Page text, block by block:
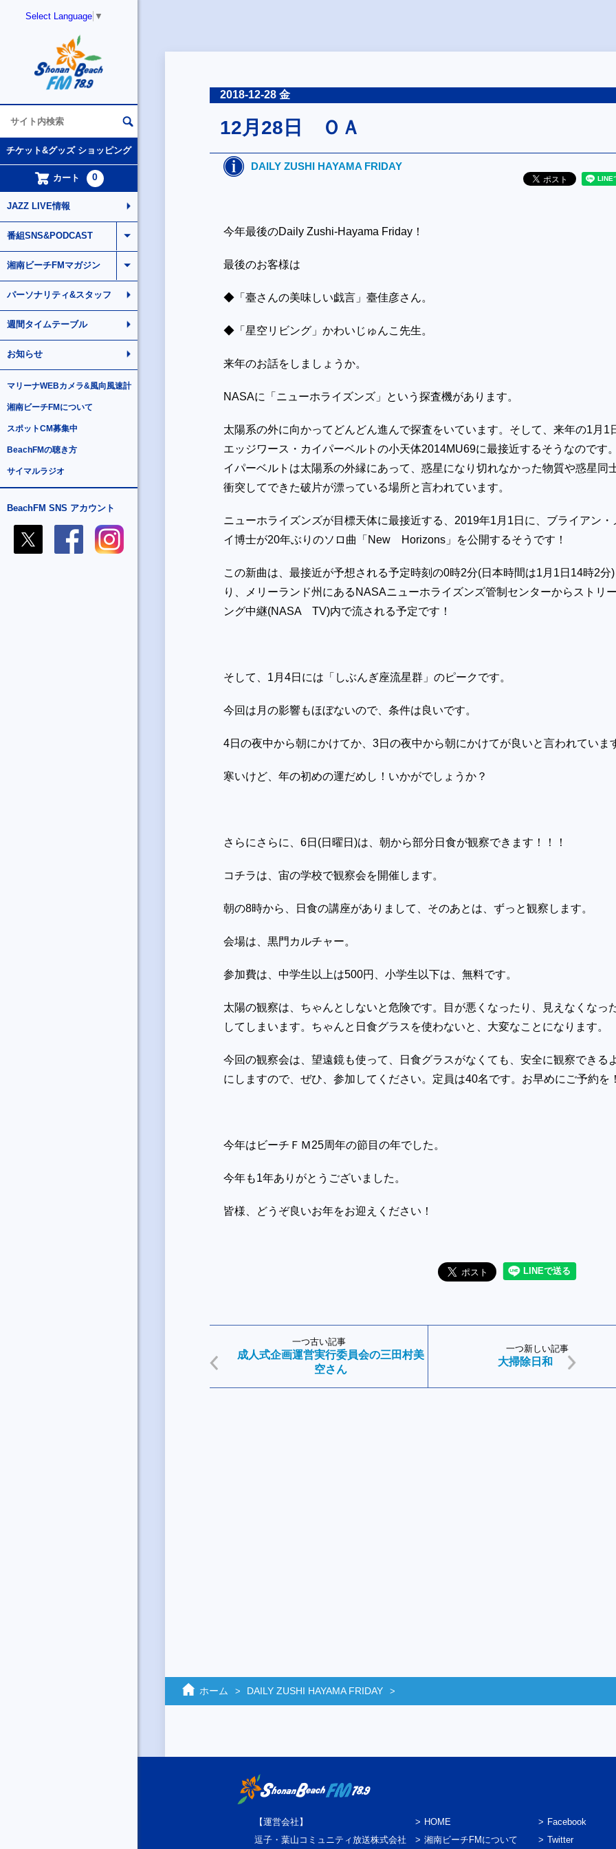
Select Language ▼
チケット&グッズ ショッピング
カート 0
JAZZ LIVE情報
番組SNS&PODCAST
湘南ビーチFMマガジン
パーソナリティ&スタッフ
週間タイムテーブル
お知らせ
マリーナWEBカメラ&風向風速計
湘南ビーチFMについて
スポットCM募集中
BeachFMの聴き方
サイマルラジオ
BeachFM SNS アカウント
2018-12-28 金
12月28日 ＯＡ
DAILY ZUSHI HAYAMA FRIDAY
今年最後のDaily Zushi-Hayama Friday！
最後のお客様は
◆「臺さんの美味しい戯言」臺佳彦さん。
◆「星空リビング」かわいじゅんこ先生。
来年のお話をしましょうか。
NASAに「ニューホライズンズ」という探査機があります。
太陽系の外に向かってどんどん進んで探査をいています。そして、来年の1 月 1
エッジワース・カイパーベルトの小天体2014MU69に最接近するそうなのです
イパーベルトは太陽系の外縁にあって、惑星になり切れなかった物質や惑星同
衝突してできた破片が漂っている場所と言われています。
ニューホライズンズが目標天体に最接近する、 2019年1 月 1 日に、ブライアン・
イ博士が20年ぶりのソロ曲「 New Horizons 」を公開するそうです！
この新曲は、最接近が予想される予定時刻の0時2分(日本時間は1 月 1 日 14時2分)
り、メリーランド州にある NASAニューホライズンズ管制センターからストリ
ング中継(NASA TV)内で流される予定です！
そして、 1 月 4日には「しぶんぎ座流星群」のピークです。
今回は月の影響もほぼないので、条件は良いです。
4日の夜中から朝にかけてか、 3日の夜中から朝にかけてが良いと言われていま
寒いけど、年の初めの運だめし！いかがでしょうか？
さらにさらに、 6日 (日曜日 )は、朝から部分日食が観察できます！！！
コチラは、宙の学校で観察会を開催します。
朝の8時から、日食の講座がありまして、そのあとは、ずっと観察します。
会場は、黒門カルチャー。
参加費は、中学生以上は500円、小学生以下は、無料です。
太陽の観察は、ちゃんとしないと危険です。目が悪くなったり、見えなくなっ
してしまいます。ちゃんと日食グラスを使わないと、大変なことになります。
今回の観察会は、望遠鏡も使って、日食グラスがなくても、安全に観察できる
にしますので、ぜひ、参加してください。定員は40名です。お早めにご予約を
今年はビーチＦＭ25周年の節目の年でした。
今年も1年ありがとうございました。
皆様、どうぞ良いお年をお迎えください！
一つ古い記事
成人式企画運営実行委員会の三田村美
空さん
一つ新しい記事
大掃除日和
ホーム DAILY ZUSHI HAYAMA FRIDAY
【運営会社】
逗子・葉山コミュニティ放送株式会社
HOME
湘南ビーチFMについて
Facebook
Twitter